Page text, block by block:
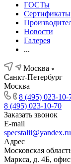
ГОСТы
Сертификаты
Новости
Галерея
...
Москва
Санкт-Петербург
Москва
8 (495) 023-10-
8 (495) 023-10-70
Заказать звонок
E-mail
specstalii@yandex.ru
Адрес
Московская
Маркса, д. 4Б,